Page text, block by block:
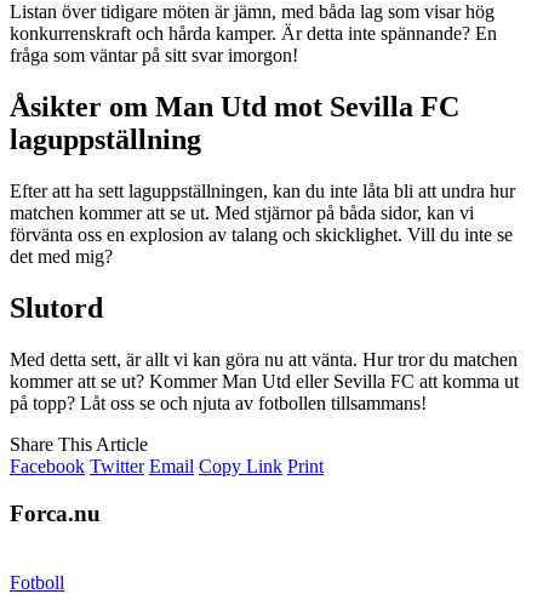
Listan över tidigare möten är jämn, med båda lag som visar hög
konkurrenskraft och hårda kamper. Är detta inte spännande? En
fråga som väntar på sitt svar imorgon!
Åsikter om Man Utd mot Sevilla FC
laguppställning
Efter att ha sett laguppställningen, kan du inte låta bli att undra hur
matchen kommer att se ut. Med stjärnor på båda sidor, kan vi
förvänta oss en explosion av talang och skicklighet. Vill du inte se
det med mig?
Slutord
Med detta sett, är allt vi kan göra nu att vänta. Hur tror du matchen
kommer att se ut? Kommer Man Utd eller Sevilla FC att komma ut
på topp? Låt oss se och njuta av fotbollen tillsammans!
Share This Article
Facebook Twitter Email Copy Link Print
Forca.nu
Fotboll